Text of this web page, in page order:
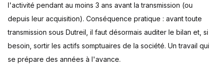
l'activité pendant au moins 3 ans avant la transmission (ou
depuis leur acquisition). Conséquence pratique : avant toute
transmission sous Dutreil, il faut désormais auditer le bilan et, si
besoin, sortir les actifs somptuaires de la société. Un travail qui
se prépare des années à l'avance.